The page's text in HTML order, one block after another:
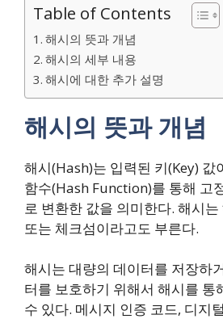
Table of Contents
해시의 뜻과 개념
해시의 세부 내용
해시에 대한 추가 설명
해시의 뜻과 개념
해시(Hash)는 입력된 키(Key) 값
함수(Hash Function)를 통해 고
로 변환한 값을 의미한다. 해시
또는 체크섬이라고도 부른다.
해시는 대량의 데이터를 저장하
터를 보호하기 위해서 해시를 통
수 있다. 메시지 인증 코드, 디지